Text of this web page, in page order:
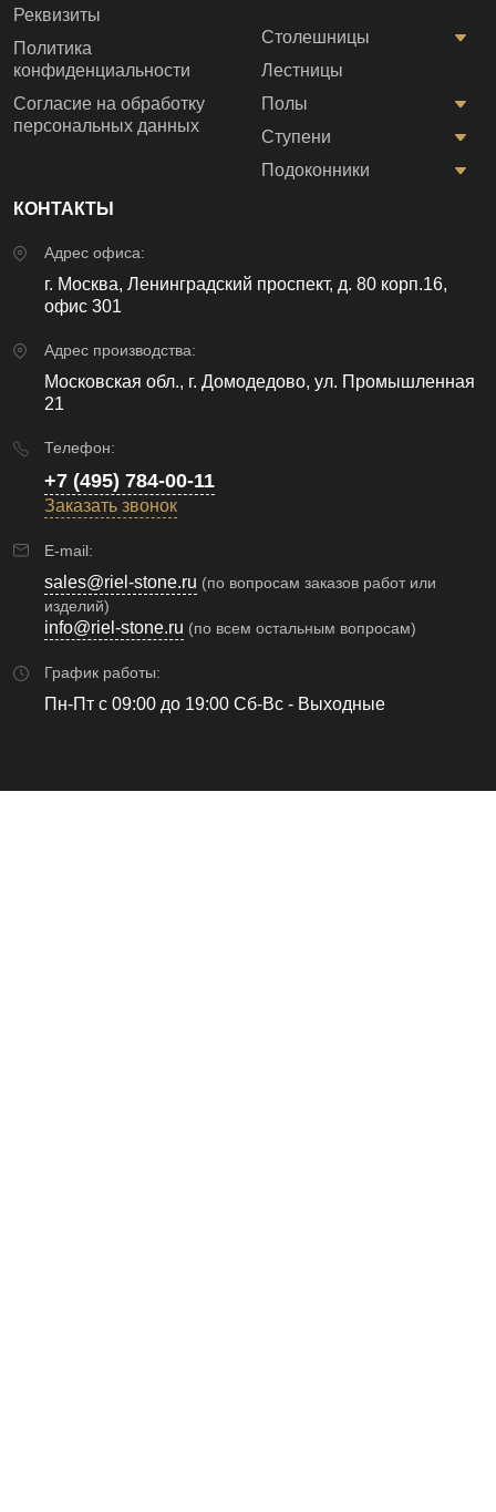
Реквизиты
Политика
конфиденциальности
Согласие на обработку
персональных данных
Столешницы
Лестницы
Полы
Ступени
Подоконники
КОНТАКТЫ
Адрес офиса:
г. Москва, Ленинградский проспект, д. 80 корп.16,
офис 301
Адрес производства:
Московская обл., г. Домодедово, ул. Промышленная
21
Телефон:
+7 (495) 784-00-11
Заказать звонок
E-mail:
sales@riel-stone.ru (по вопросам заказов работ или
изделий)
info@riel-stone.ru (по всем остальным вопросам)
График работы:
Пн-Пт с 09:00 до 19:00 Сб-Вс - Выходные